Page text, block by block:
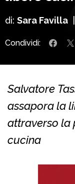
di: Sara Favilla
Condividi:
Salvatore
assapora la
attraverso la
cucina